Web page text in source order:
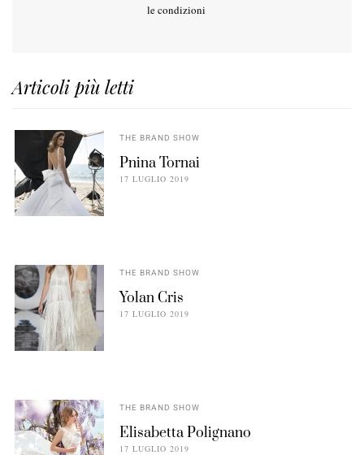
le condizioni
Articoli più letti
THE BRAND SHOW
Pnina Tornai
17 LUGLIO 2019
THE BRAND SHOW
Yolan Cris
17 LUGLIO 2019
THE BRAND SHOW
Elisabetta Polignano
17 LUGLIO 2019